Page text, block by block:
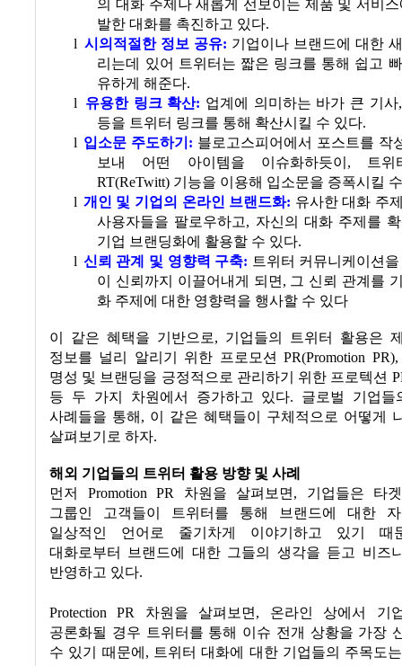
의 대화 주제나 새롭게 선보이는 제품 및 서비
발한 대화를 촉진하고 있다.
l 시의적절한 정보 공유: 기업이나 브랜드에 대한
리는데 있어 트위터는 짧은 링크를 통해 쉽고
유하게 해준다.
l 유용한 링크 확산: 업계에 의미하는 바가 큰 기사
등을 트위터 링크를 통해 확산시킬 수 있다.
l 입소문 주도하기 : 블로고스피어에서 포스트를 작
보내 어떤 아이템을 이슈화하듯이 , 트
RT(ReTwitt) 기능을 이용해 입소문을 증폭시킬
l 개인 및 기업의 온라인 브랜드화: 유사한 대화 주
사용자들을 팔로우하고, 자신의 대화 주제를
기업 브랜딩화에 활용할 수 있다.
l 신뢰 관계 및 영향력 구축: 트위터 커뮤니케이션
이 신뢰까지 이끌어내게 되면, 그 신뢰 관계를
화 주제에 대한 영향력을 행사할 수 있다
이 같은 혜택을 기반으로, 기업들의 트위터 활용은
정보를 널리 알리기 위한 프로모션 PR(Promotion
명성 및 브랜딩을 긍정적으로 관리하기 위한 프로텍션
등 두 가지 차원에서 증가하고 있다. 글로벌 기업
사례들을 통해 , 이 같은 혜택들이 구체적으로 어떻게
살펴보기로 하자.
해외 기업들의 트위터 활용 방향 및 사례
먼저
Promotion PR 차원을 살펴보면, 기업들은 타
그룹인 고객들이 트위터를 통해 브랜드에 대한
일상적인 언어로 줄기차게 이야기하고 있기 때
대화로부터 브랜드에 대한 그들의 생각을 듣고 비즈
반영하고 있다.
Protection PR 차원을 살펴보면, 온라인 상에서 기
공론화될 경우 트위터를 통해 이슈 전개 상황을 가장
수 있기 때문에 , 트위터 대화에 대한 기업들의 주목도